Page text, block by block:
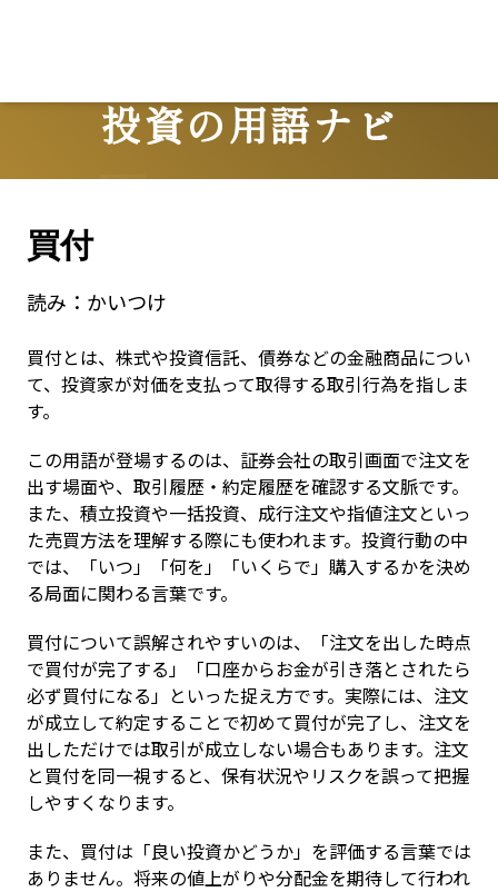
投資の用語ナビ
Terms
買付
読み： かいつけ
買付とは、株式や投資信託、債券などの金融商品につい
て、投資家が対価を支払って取得する取引行為を指しま
す。
この用語が登場するのは、証券会社の取引画面で注文を
出す場面や、取引履歴・約定履歴を確認する文脈です。
また、積立投資や一括投資、成行注文や指値注文といっ
た売買方法を理解する際にも使われます。投資行動の中
では、「いつ」「何を」「いくらで」購入するかを決め
る局面に関わる言葉です。
買付について誤解されやすいのは、「注文を出した時点
で買付が完了する」「口座からお金が引き落とされたら
必ず買付になる」といった捉え方です。実際には、注文
が成立して約定することで初めて買付が完了し、注文を
出しただけでは取引が成立しない場合もあります。注文
と買付を同一視すると、保有状況やリスクを誤って把握
しやすくなります。
また、買付は「良い投資かどうか」を評価する言葉では
ありません。将来の値上がりや分配金を期待して行われ